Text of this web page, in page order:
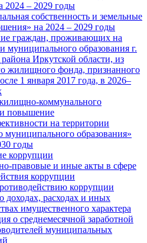
2024 – 2029 годы
собственность и земельные
на 2024 – 2029 годы
граждан, проживающих на
муниципального образования г.
Иркутской области, из
жилищного фонда, признанного
1 января 2017 года, в 2026–
коммунального
и повышение
на территории
муниципального образования»
годы
коррупции
правовые и иные акты в сфере
коррупции
коррупции
доходах, расходах и иных
имущественного характера
о среднемесячной заработной
муниципальных